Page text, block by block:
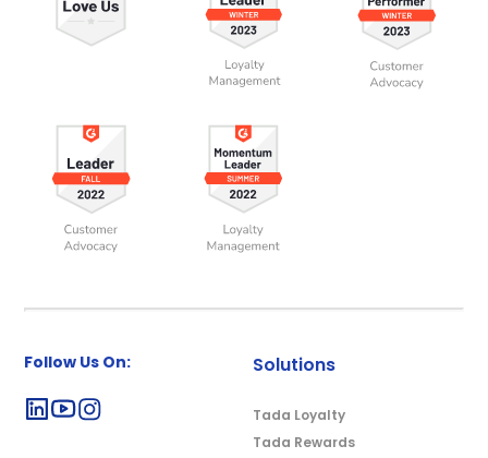
Follow Us On: Solutions
Tada Loyalty
Tada Rewards